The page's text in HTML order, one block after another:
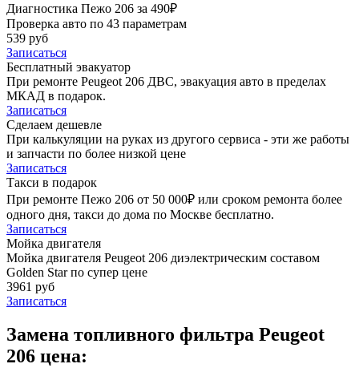
Диагностика Пежо 206 за 490₽
Проверка авто по 43 параметрам
539 руб
Записаться
Бесплатный эвакуатор
При ремонте Peugeot 206 ДВС, эвакуация авто в пределах
МКАД в подарок.
Записаться
Сделаем дешевле
При калькуляции на руках из другого сервиса - эти же работы
и запчасти по более низкой цене
Записаться
Такси в подарок
При ремонте Пежо 206 от 50 000₽ или сроком ремонта более
одного дня, такси до дома по Москве бесплатно.
Записаться
Мойка двигателя
Мойка двигателя Peugeot 206 диэлектрическим составом
Golden Star по супер цене
3961 руб
Записаться
Замена топливного фильтра Peugeot
206 цена: